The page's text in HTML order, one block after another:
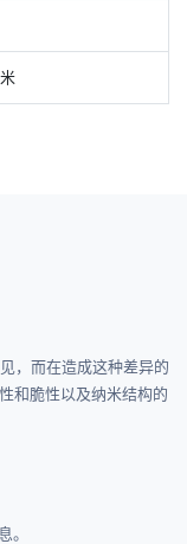
，而在造成这种差异的
和脆性以及纳米结构的
。